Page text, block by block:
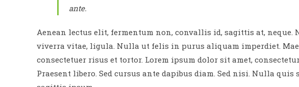
ante.
Aenean lectus elit, fermentum non, convallis id, sagittis at,
viverra vitae, ligula. Nulla ut felis in purus aliquam imperdiet.
consectetuer risus et tortor. Lorem ipsum dolor sit amet,
Praesent libero. Sed cursus ante dapibus diam. Sed nisi. Nulla